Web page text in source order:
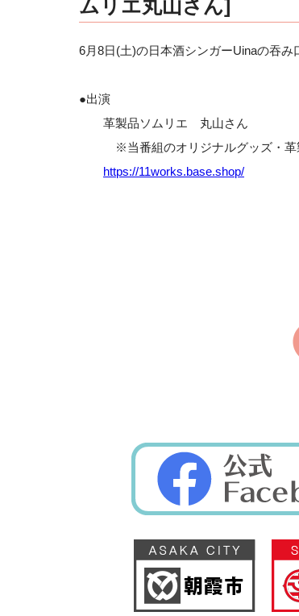
ムリエ丸山さん]
6月8日(土)の日本酒シンガーUinaの吞み
●出演
革製品ソムリエ 丸山さん
※当番組のオリジナルグッズ・革製
https://11works.base.shop/